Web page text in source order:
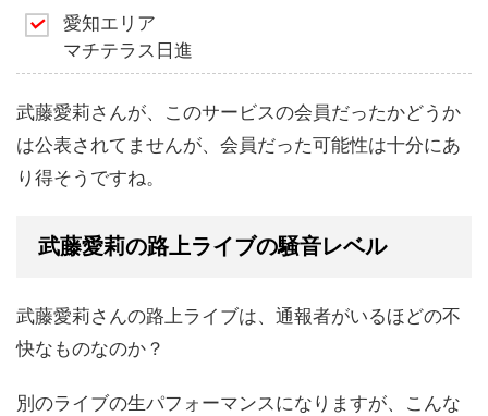
愛知エリア
マチテラス日進
武藤愛莉さんが、このサービスの会員だったかどうか
は公表されてませんが、会員だった可能性は十分にあ
り得そうですね。
武藤愛莉の路上ライブの騒音レベル
武藤愛莉さんの路上ライブは、通報者がいるほどの不
快なものなのか？
別のライブの生パフォーマンスになりますが、こんな